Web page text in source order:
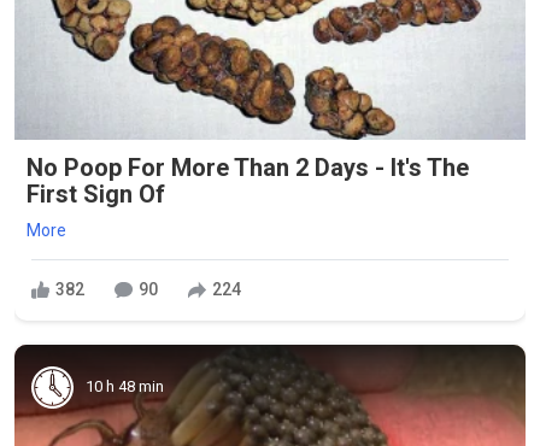
No Poop For More Than 2 Days - It's The
First Sign Of
More
382 90 224
10 h 48 min